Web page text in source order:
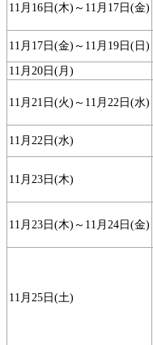
11月16日(木)～11月17日(金)
11月17日(金)～11月19日(日)
11月20日(月)
11月21日(火)～11月22日(水)
11月22日(水)
11月23日(木)
11月23日(木)～11月24日(金)
11月25日(土)